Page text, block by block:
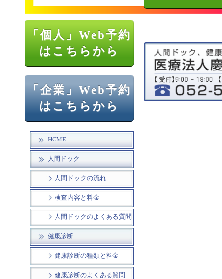
「個人」Web予約
はこちらから
「企業」Web予約
はこちらから
HOME
人間ドック
人間ドックの流れ
検査内容と料金
人間ドックのよくある質問
健康診断
健康診断の種類と料金
健康診断のよくある質問